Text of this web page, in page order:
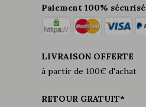
Paiement 100% sécurisé
LIVRAISON OFFERTE
à partir de 100€ d'achat
RETOUR GRATUIT*